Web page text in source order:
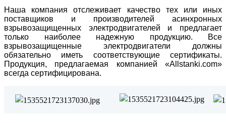
Наша компания отслеживает качество тех или иных
поставщиков и производителей асинхронных
взрывозащищенных электродвигателей и предлагает
только наиболее надежную продукцию.
Все
взрывозащищенные электродвигатели должны
обязательно иметь соответствующие сертификаты.
Продукция, предлагаемая компанией «Allstanki.com»
всегда сертифицирована.